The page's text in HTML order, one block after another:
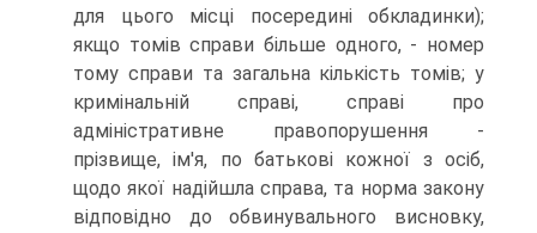
для цього місці посередині обкладинки);
якщо томів справи більше одного, - номер
тому справи та загальна кількість томів; у
кримінальній справі, справі про
адміністративне правопорушення -
прізвище, ім'я, по батькові кожної з осіб,
щодо якої надійшла справа, та норма закону
відповідно до обвинувального висновку,